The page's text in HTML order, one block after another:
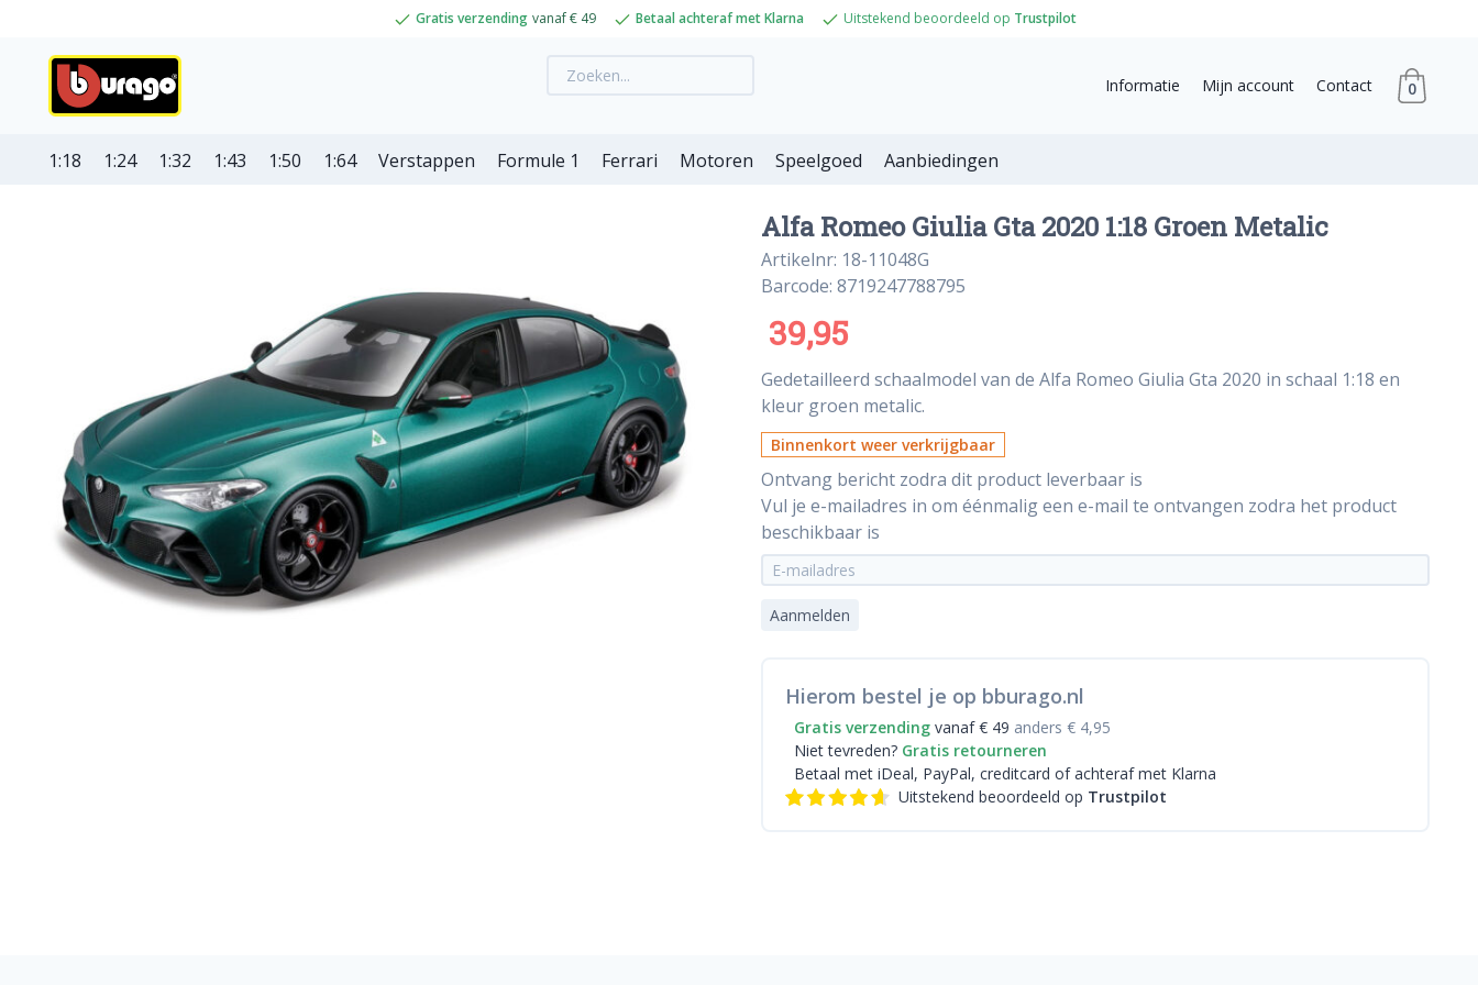
Gratis verzending vanaf € 49 Betaal achteraf met Klarna Uitstekend beoordeeld op Trustpilot
Informatie Mijn account Contact 0
1:18 1:24 1:32 1:43 1:50 1:64 Verstappen Formule 1 Ferrari Motoren Speelgoed Aanbiedingen
Alfa Romeo Giulia Gta 2020 1:18 Groen Metalic
Artikelnr: 18-11048G
Barcode: 8719247788795
39,95
Gedetailleerd schaalmodel van de Alfa Romeo Giulia Gta 2020 in schaal 1:18 en
kleur groen metalic.
Binnenkort weer verkrijgbaar
Ontvang bericht zodra dit product leverbaar is
Vul je e-mailadres in om éénmalig een e-mail te ontvangen zodra het product
beschikbaar is
Aanmelden
Hierom bestel je op bburago.nl
Gratis verzending vanaf € 49 anders € 4,95
Niet tevreden? Gratis retourneren
Betaal met iDeal, PayPal, creditcard of achteraf met Klarna
Uitstekend beoordeeld op Trustpilot